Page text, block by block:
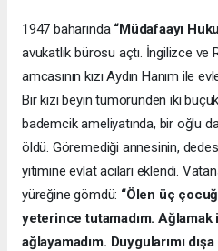
1947 baharında “Müdafaayı
avukatlık bürosu açtı. İngilizce ve
amcasının kızı Aydın Hanım ile
Bir kızı beyin tümöründen iki
bademcik ameliyatında, bir oğlu
öldü. Göremediği annesinin,
yitimine evlat acıları eklendi.
yüreğine gömdü: “Ölen üç
yeterince tutamadım. Ağlamak
ağlayamadım. Duygularımı